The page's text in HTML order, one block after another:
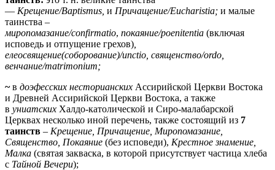
— Крещение/Baptismus, и Причащение/Eucharistia; и малые
таинства –
миропомазание/confirmatio, покаяние/poenitentia (включая
исповедь и отпущение грехов)
елеосвящение(соборование)/unctio, священство/ordo,
венчание/matrimonium;
~ в доэфесских несторианских Ассирийской Церкви Востока
и Древней Ассирийской Церкви Востока, а также
в униатских Халдо-католической и Сиро-малабарской
Церквах несколько иной перечень, также состоящий из 7
таинств – Крещение, Причащение, Миропомазание,
Священство, Покаяние (без исповеди), Крестное знамение,
Малка (святая закваска, в которой присутствует частица хлеба
с Тайной Вечери);